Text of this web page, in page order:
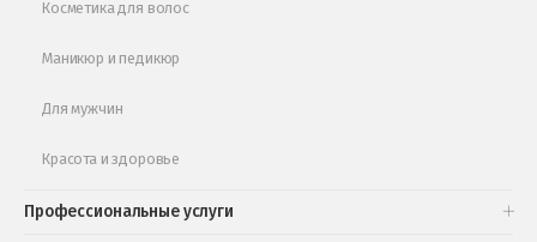
Косметика для волос
Маникюр и педикюр
Для мужчин
Красота и здоровье
Профессиональные услуги